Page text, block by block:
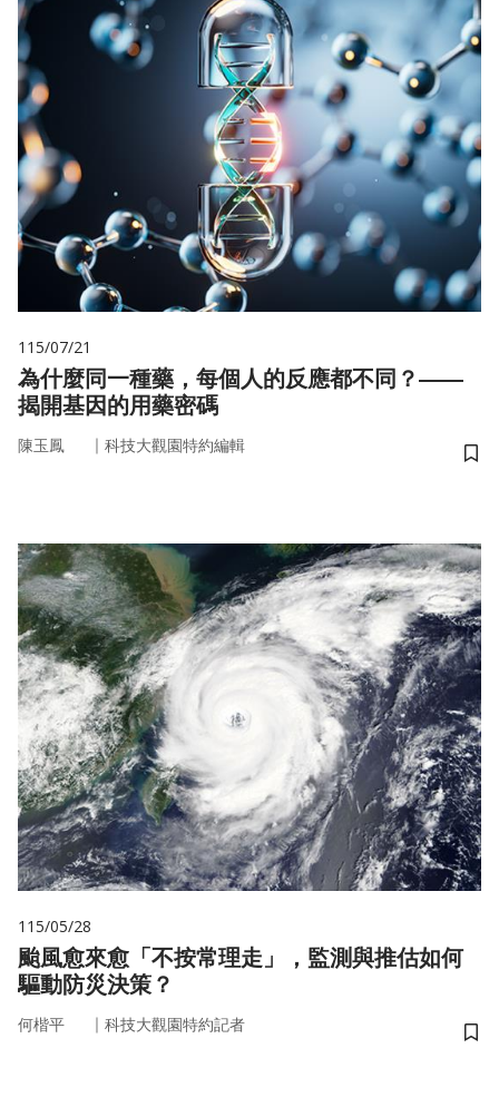
115/07/21
為什麼同一種藥，每個人的反應都不同？——
揭開基因的用藥密碼
陳玉鳳 ｜ 科技大觀園特約編輯
儲
115/05/28
颱風愈來愈「不按常理走」，監測與推估如何
驅動防災決策？
何楷平 ｜ 科技大觀園特約記者
儲